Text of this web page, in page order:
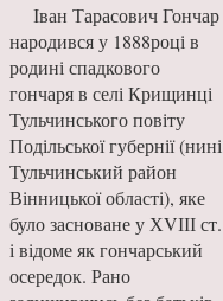
Іван Тарасович Гончар
народився у 1888році в
родині спадкового
гончаря в селі Крищинці
Тульчинського повіту
Подільської губернії (нині
Тульчинський район
Вінницької області), яке
було засноване у ХVІІІ ст.
і відоме як гончарський
осередок. Рано